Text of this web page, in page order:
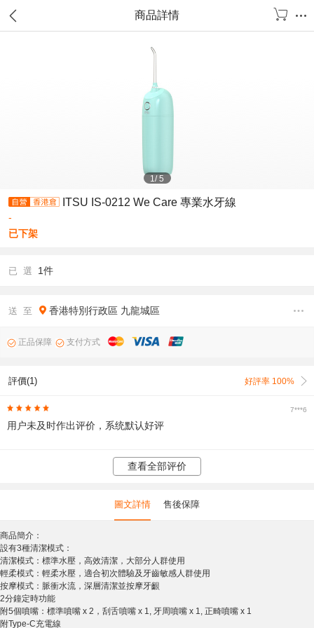
商品詳情
1/5
ITSU IS-0212 We Care 專業水牙線
-
已下架
已 選 1件
送 至 香港特別行政區 九龍城區
正品保障 支付方式
評價(1) 好評率 100%
7***6
用户未及时作出评价，系统默认好评
查看全部评价
圖文詳情 售後保障
商品簡介：
設有3種清潔模式：
清潔模式：標準水壓，高效清潔，大部分人群使用
輕柔模式：輕柔水壓，適合初次體驗及牙齒敏感人群使用
按摩模式：脈衝水流，深層清潔並按摩牙齦
2分鐘定時功能
附5個噴嘴：標準噴嘴 x 2，刮舌噴嘴 x 1, 牙周噴嘴 x 1, 正畸噴嘴 x 1
附Type-C充電線